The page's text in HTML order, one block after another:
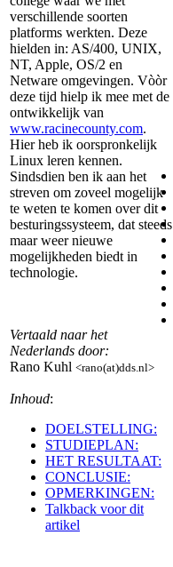
verschillende soorten
platforms werkten. Deze
hielden in: AS/400, UNIX,
NT, Apple, OS/2 en
Netware omgevingen. Vòòr
deze tijd hielp ik mee met de
ontwikkelijk van
www.racinecounty.com.
Hier heb ik oorspronkelijk
Linux leren kennen.
Sindsdien ben ik aan het
streven om zoveel mogelijk
te weten te komen over dit
besturingssysteem, dat steeds
maar weer nieuwe
mogelijkheden biedt in
technologie.
Vertaald naar het
Nederlands door:
Rano Kuhl <rano(at)dds.nl>
Inhoud:
DOELSTELLING:
STUDIEPLAN:
HET RESULTAAT:
CONCLUSIE:
OPMERKINGEN:
Talkback voor dit
artikel